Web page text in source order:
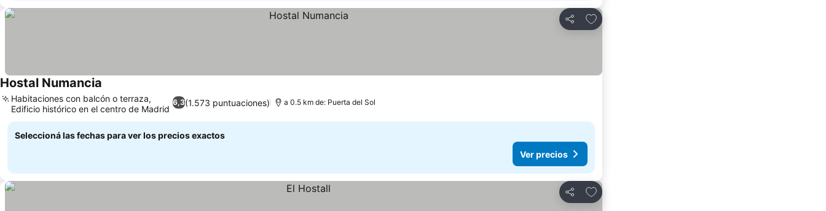
Compartir
Añadir a favoritos
Hostal Numancia
6,3(1.573 puntuaciones)
Habitaciones con balcón o terraza,
Edificio histórico en el centro de Madrid
a 0.5 km de: Puerta del Sol
Seleccioná las fechas para ver los precios exactos
Ver precios
Compartir
Añadir a favoritos